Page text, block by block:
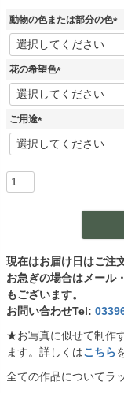
動物の色または部分の色
(
花の希望色
(
必
ご用途
(
必
現在はお届け日はご注
お急ぎの場合はメール
もございます。
お問い合わせTel:
★お写真に似せて制作
ます。詳しくはこちら
全ての作品についてラ